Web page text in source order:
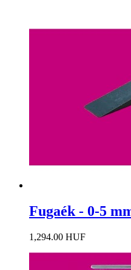
Fugaék - 0-5
1,294.00 HUF